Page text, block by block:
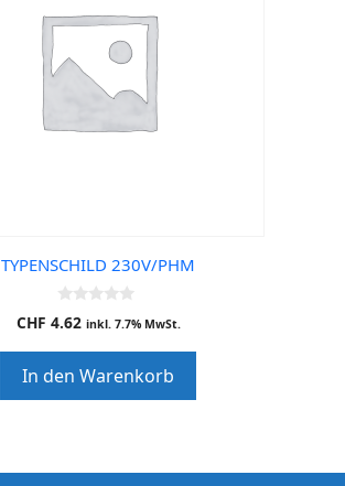
TYPENSCHILD 230V/PHM
0
o
o
f
5
CHF 4.62 inkl. 7.7% MwSt.
In den Warenkorb